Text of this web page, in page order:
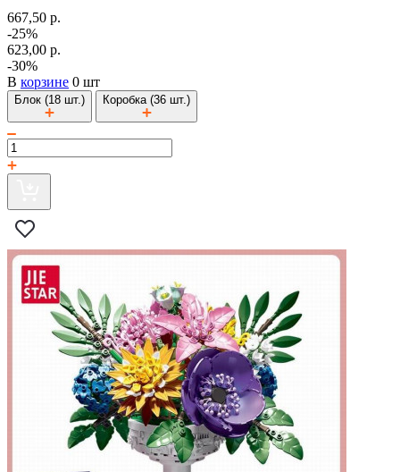
667,50 р.
-25%
623,00 р.
-30%
В корзине 0 шт
Блок (18 шт.) Коробка (36 шт.)